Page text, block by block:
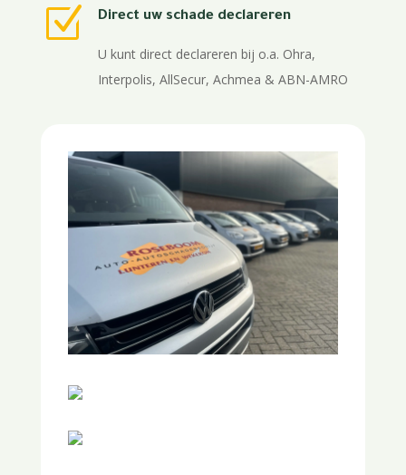
Z Direct uw schade declareren
U kunt direct declareren bij o.a. Ohra,
Interpolis, AllSecur, Achmea & ABN-AMRO